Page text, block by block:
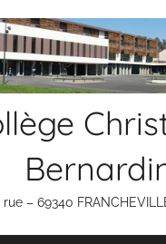
– 69340